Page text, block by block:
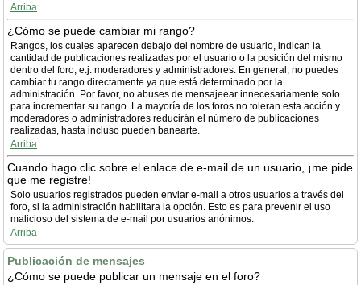
Arriba
¿Cómo se puede cambiar mi rango?
Rangos, los cuales aparecen debajo del nombre de usuario, indican la
cantidad de publicaciones realizadas por el usuario o la posición del mismo
dentro del foro, e.j. moderadores y administradores. En general, no puedes
cambiar tu rango directamente ya que está determinado por la
administración. Por favor, no abuses de mensajeear innecesariamente solo
para incrementar su rango. La mayoría de los foros no toleran esta acción y
moderadores o administradores reducirán el número de publicaciones
realizadas, hasta incluso pueden banearte.
Arriba
Cuando hago clic sobre el enlace de e-mail de un usuario, ¡me pide
que me registre!
Solo usuarios registrados pueden enviar e-mail a otros usuarios a través del
foro, si la administración habilitara la opción. Esto es para prevenir el uso
malicioso del sistema de e-mail por usuarios anónimos.
Arriba
Publicación de mensajes
¿Cómo se puede publicar un mensaje en el foro?